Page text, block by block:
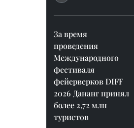
За время
проведения
Международного
фестиваля
фейерверков DIFF
2026 Дананг принял
более 2,72 млн
туристов